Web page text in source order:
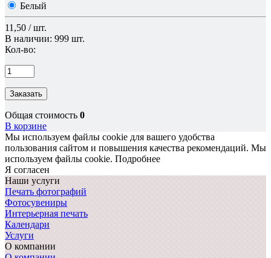
Белый
11,50 / шт.
В наличии: 999 шт.
Кол-во:
Заказать
Общая стоимость 0
В корзине
Мы используем файлы cookie для вашего удобства
пользования сайтом и повышения качества рекомендаций. Мы
используем файлы cookie. Подробнее
Я согласен
Наши услуги
Печать фотографий
Фотосувениры
Интерьерная печать
Календари
Услуги
О компании